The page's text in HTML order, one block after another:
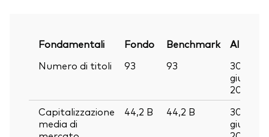
Fondamentali Fondo Benchmark
Al
Numero di titoli
93 93
30
giu
2026
Capitalizzazione
media di
44,2 B 44,2 B
30
giu